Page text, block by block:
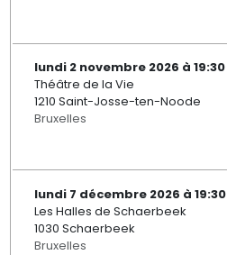
lundi 2 novembre 2026 à 19:30
Théâtre de la Vie
1210 Saint-Josse-ten-Noode
Bruxelles
lundi 7 décembre 2026 à 19:30
Les Halles de Schaerbeek
1030 Schaerbeek
Bruxelles